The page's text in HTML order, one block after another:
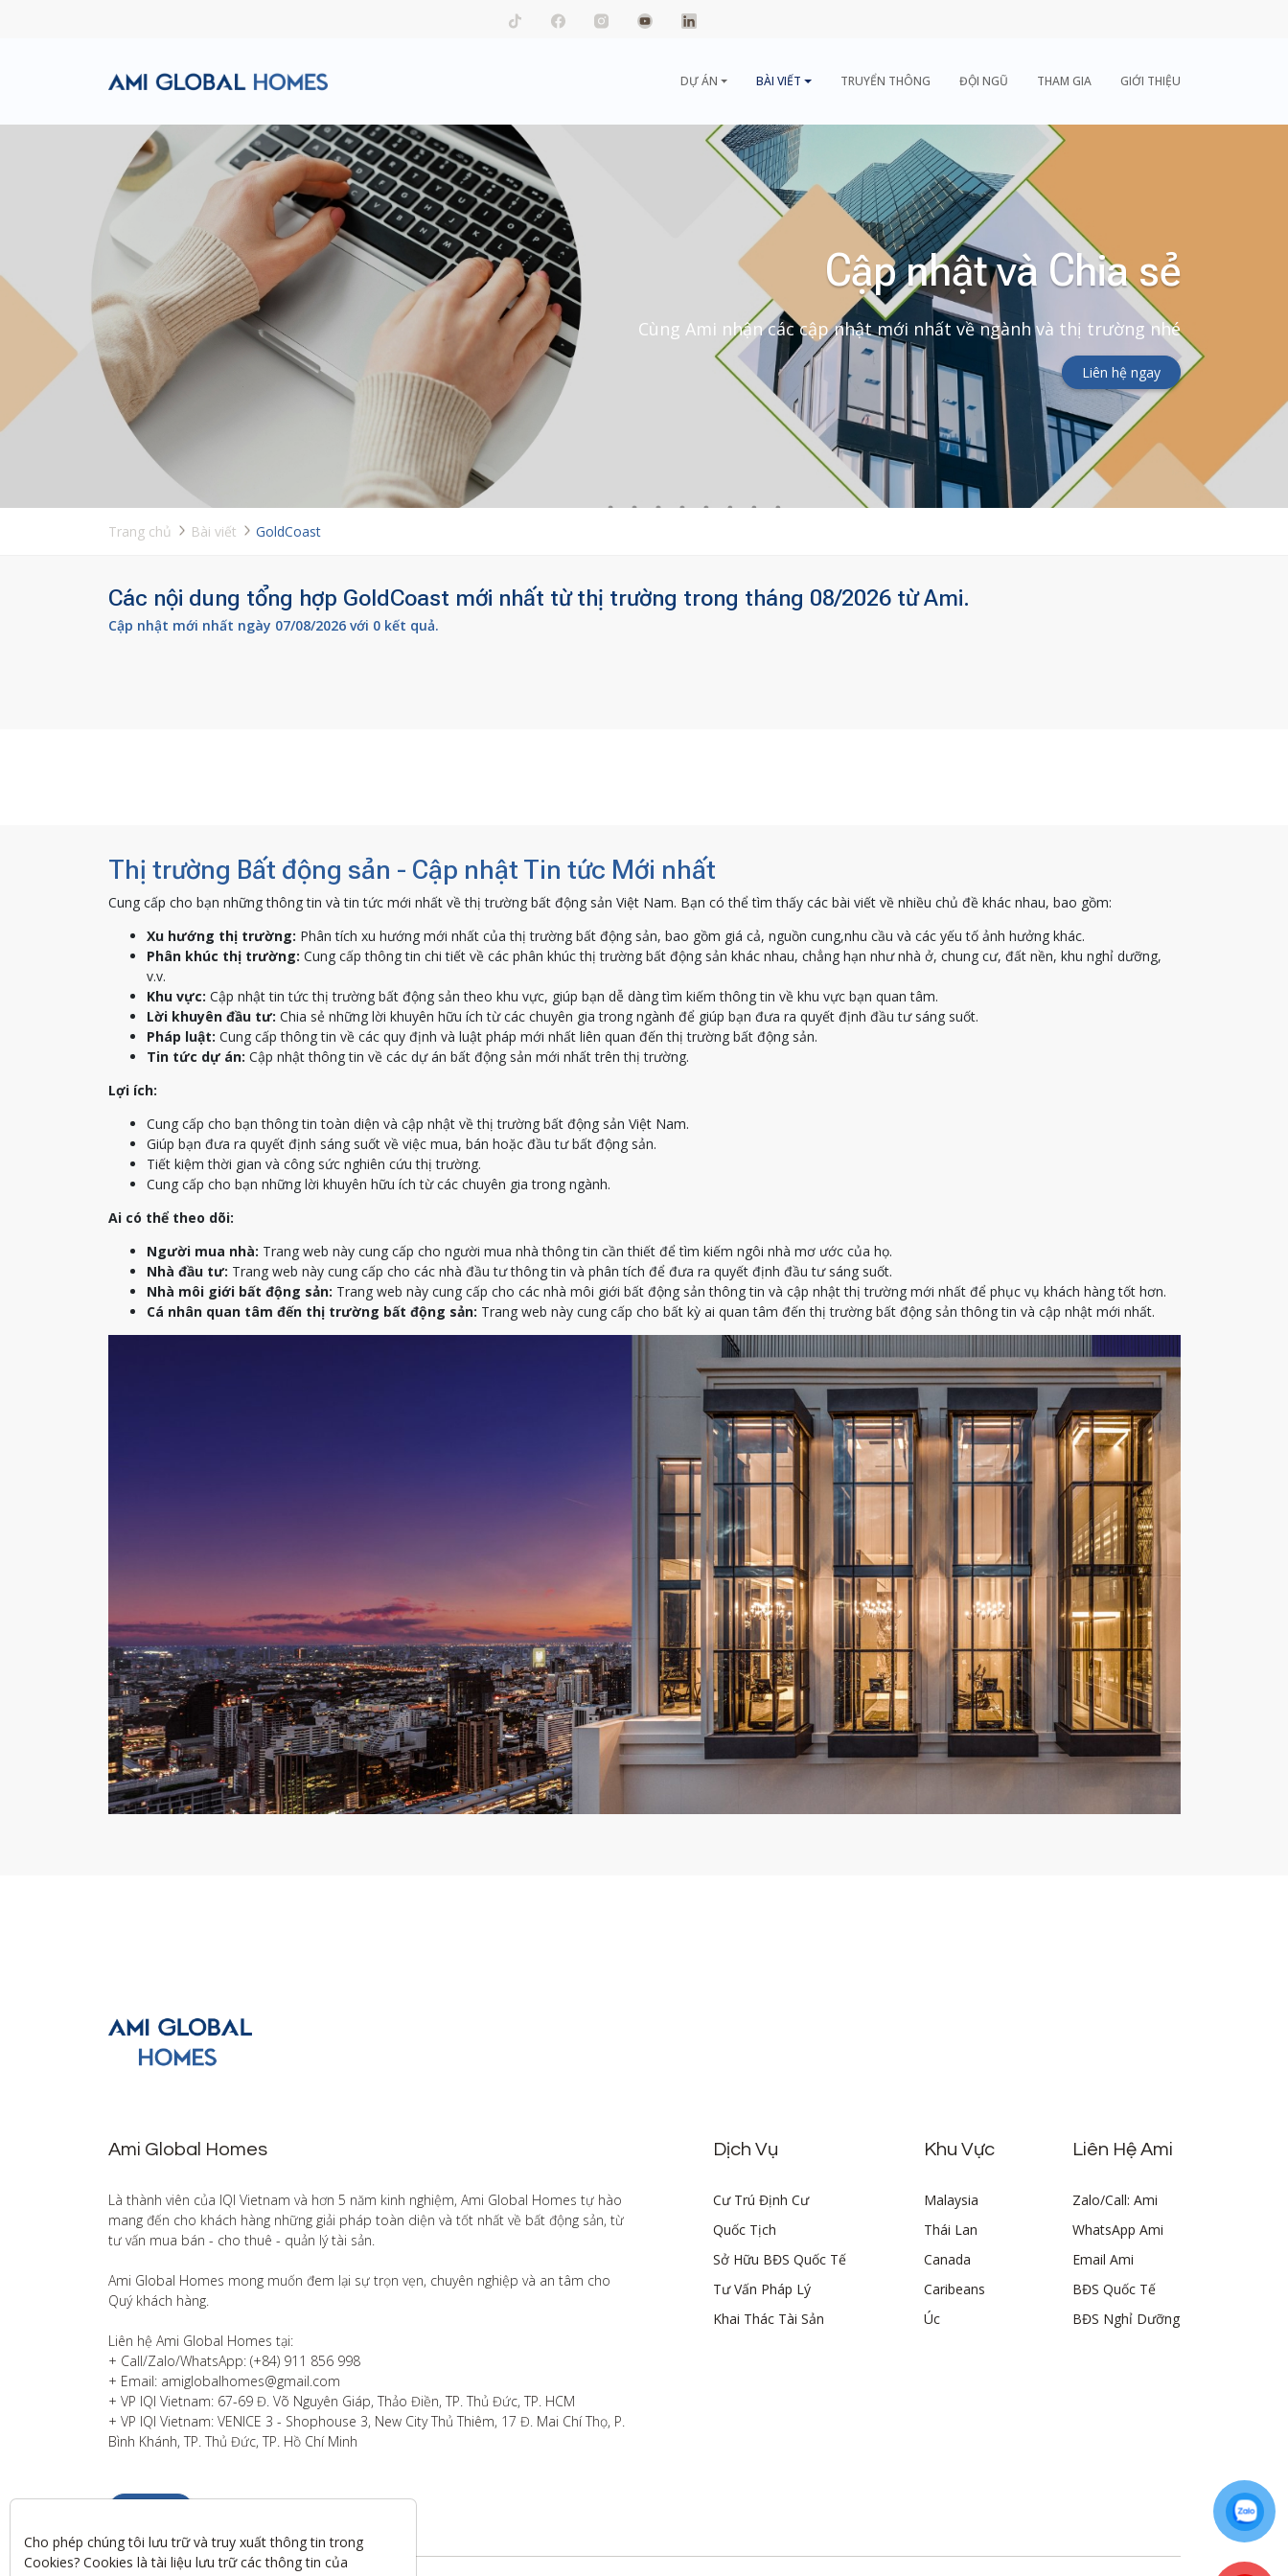
DỰ ÁN BÀI VIẾT TRUYỂN THÔNG ĐỘI NGŨ THAM GIA GIỚI THIỆU
Cập nhật và Chia sẻ
Cùng Ami nhận các cập nhật mới nhất về ngành và thị trường nhé
Liên hệ ngay
Trang chủ Bài viết GoldCoast
Các nội dung tổng hợp GoldCoast mới nhất từ thị trường trong tháng 08/2026 từ Ami.
Cập nhật mới nhất ngày 07/08/2026 với 0 kết quả.
Thị trường Bất động sản - Cập nhật Tin tức Mới nhất
Cung cấp cho bạn những thông tin và tin tức mới nhất về thị trường bất động sản Việt Nam. Bạn có thể tìm thấy các bài viết về nhiều chủ đề khác nhau, bao gồm:
Xu hướng thị trường: Phân tích xu hướng mới nhất của thị trường bất động sản, bao gồm giá cả, nguồn cung,nhu cầu và các yếu tố ảnh hưởng khác.
Phân khúc thị trường: Cung cấp thông tin chi tiết về các phân khúc thị trường bất động sản khác nhau, chẳng hạn như nhà ở, chung cư, đất nền, khu nghỉ dưỡng,
v.v.
Khu vực: Cập nhật tin tức thị trường bất động sản theo khu vực, giúp bạn dễ dàng tìm kiếm thông tin về khu vực bạn quan tâm.
Lời khuyên đầu tư: Chia sẻ những lời khuyên hữu ích từ các chuyên gia trong ngành để giúp bạn đưa ra quyết định đầu tư sáng suốt.
Pháp luật: Cung cấp thông tin về các quy định và luật pháp mới nhất liên quan đến thị trường bất động sản.
Tin tức dự án: Cập nhật thông tin về các dự án bất động sản mới nhất trên thị trường.
Lợi ích:
Cung cấp cho bạn thông tin toàn diện và cập nhật về thị trường bất động sản Việt Nam.
Giúp bạn đưa ra quyết định sáng suốt về việc mua, bán hoặc đầu tư bất động sản.
Tiết kiệm thời gian và công sức nghiên cứu thị trường.
Cung cấp cho bạn những lời khuyên hữu ích từ các chuyên gia trong ngành.
Ai có thể theo dõi:
Người mua nhà: Trang web này cung cấp cho người mua nhà thông tin cần thiết để tìm kiếm ngôi nhà mơ ước của họ.
Nhà đầu tư: Trang web này cung cấp cho các nhà đầu tư thông tin và phân tích để đưa ra quyết định đầu tư sáng suốt.
Nhà môi giới bất động sản: Trang web này cung cấp cho các nhà môi giới bất động sản thông tin và cập nhật thị trường mới nhất để phục vụ khách hàng tốt hơn.
Cá nhân quan tâm đến thị trường bất động sản: Trang web này cung cấp cho bất kỳ ai quan tâm đến thị trường bất động sản thông tin và cập nhật mới nhất.
Ami Global Homes
Là thành viên của IQI Vietnam và hơn 5 năm kinh nghiệm, Ami Global Homes tự hào
mang đến cho khách hàng những giải pháp toàn diện và tốt nhất về bất động sản, từ
tư vấn mua bán - cho thuê - quản lý tài sản.
Ami Global Homes mong muốn đem lại sự trọn vẹn, chuyên nghiệp và an tâm cho
Quý khách hàng.
Liên hệ Ami Global Homes tại:
+ Call/Zalo/WhatsApp: (+84) 911 856 998
+ Email: amiglobalhomes@gmail.com
+ VP IQI Vietnam: 67-69 Đ. Võ Nguyên Giáp, Thảo Điền, TP. Thủ Đức, TP. HCM
+ VP IQI Vietnam: VENICE 3 - Shophouse 3, New City Thủ Thiêm, 17 Đ. Mai Chí Thọ, P.
Bình Khánh, TP. Thủ Đức, TP. Hồ Chí Minh
Dịch Vụ
Cư Trú Định Cư
Quốc Tịch
Sở Hữu BĐS Quốc Tế
Tư Vấn Pháp Lý
Khai Thác Tài Sản
Khu Vực
Malaysia
Thái Lan
Canada
Caribeans
Úc
Liên Hệ Ami
Zalo/Call: Ami
WhatsApp Ami
Email Ami
BĐS Quốc Tế
BĐS Nghỉ Dưỡng
Cho phép chúng tôi lưu trữ và truy xuất thông tin trong
Cookies? Cookies là tài liệu lưu trữ các thông tin của